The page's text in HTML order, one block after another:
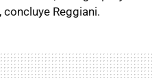
concluye Reggiani.